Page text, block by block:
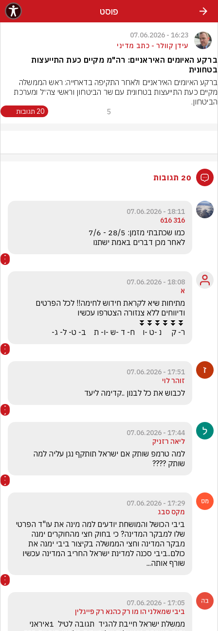
פוסט
16:23 - 07.06.2026
עידן קוולר - כתב מדיני
ברקע האיומים האיראניים: רה"מ מקיים כעת התייעצות
בטחונית
מקיים כעת התייעצות בטחונית עם שר הביטחון וראשי צה״ל ומערכת
הביטחון.
5 20 תגובות
20 תגובות
18:11 - 07.06.2026
316 616
לאחר מכן דברים באמת ישתנו
18:08 - 07.06.2026
א
ר- ק     נ -ט -ו    ח- ד -ש -ו- ת    ב- ט- ל- ג-
17:51 - 07.06.2026
זוהר לוי
לכבוש את כל לבנון ..קדימה ליעד
17:44 - 07.06.2026
ליאה רזניק
שותק ????
17:29 - 07.06.2026
מקס סבג
שורף אותה...
17:05 - 07.06.2026
ביבי שמאלני הו מו רק כהנא רק פייגלין